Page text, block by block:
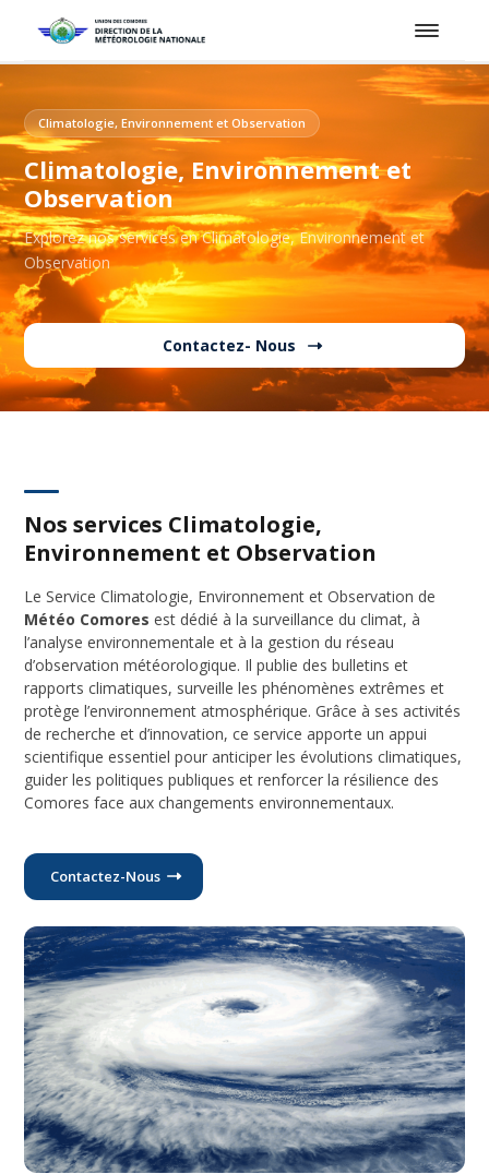
Climatologie, Environnement et Observation
Climatologie, Environnement et
Observation
Explorez nos services en Climatologie, Environnement et
Observation
Contactez- Nous
Nos services Climatologie,
Environnement et Observation
Le Service Climatologie, Environnement et Observation de
Météo Comores est dédié à la surveillance du climat, à
l’analyse environnementale et à la gestion du réseau
d’observation météorologique. Il publie des bulletins et
rapports climatiques, surveille les phénomènes extrêmes et
protège l’environnement atmosphérique. Grâce à ses activités
de recherche et d’innovation, ce service apporte un appui
scientifique essentiel pour anticiper les évolutions climatiques,
guider les politiques publiques et renforcer la résilience des
Comores face aux changements environnementaux.
Contactez-Nous